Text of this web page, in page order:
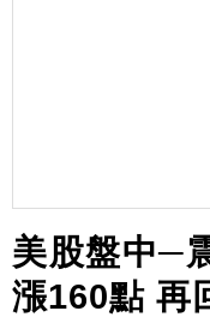
美股盤中─
漲160點 再